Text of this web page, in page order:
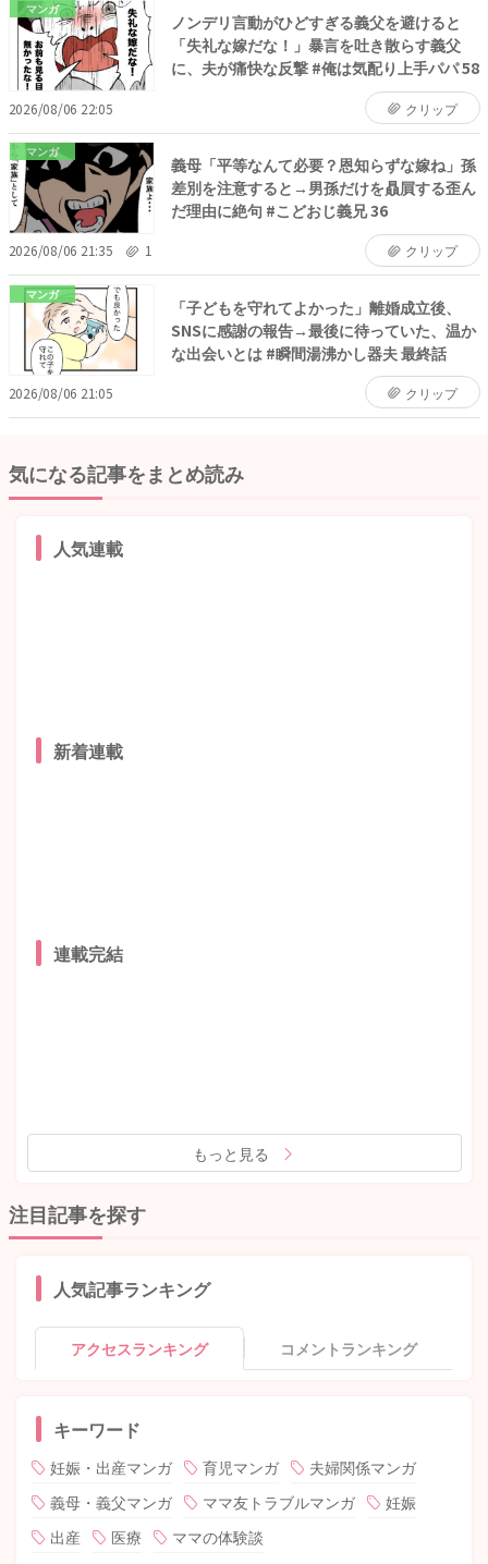
マンガ
ノンデリ言動がひどすぎる義父を避けると
「失礼な嫁だな！」暴言を吐き散らす義父
に、夫が痛快な反撃 #俺は気配り上手パパ 58
2026/08/06 22:05 クリップ
マンガ
義母「平等なんて必要？恩知らずな嫁ね」孫
差別を注意すると→男孫だけを贔屓する歪ん
だ理由に絶句 #こどおじ義兄 36
2026/08/06 21:35 1 クリップ
マンガ
「子どもを守れてよかった」離婚成立後、
SNSに感謝の報告→最後に待っていた、温か
な出会いとは #瞬間湯沸かし器夫 最終話
2026/08/06 21:05 クリップ
気になる記事をまとめ読み
人気連載
新着連載
連載完結
もっと見る
注目記事を探す
人気記事ランキング
アクセスランキング コメントランキング
キーワード
妊娠・出産マンガ 育児マンガ
夫婦関係マンガ
義母・義父マンガ
ママ友トラブルマンガ
妊娠
出産
医療 ママの体験談